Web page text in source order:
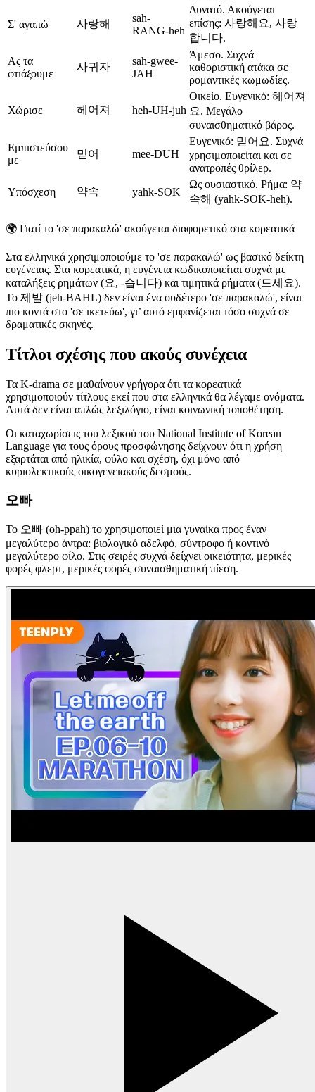
Σ' αγαπώ 사랑해
sah-
RANG-heh
Δυνατό. Ακούγεται
επίσης: 사랑해요, 사랑
합니다.
Ας τα
φτιάξουμε
사귀자
sah-gwee-
JAH
Άμεσο. Συχνά
καθοριστική ατάκα σε
ρομαντικές κωμωδίες.
Χώρισε 헤어져 heh-UH-juh
Οικείο. Ευγενικό: 헤어져
요. Μεγάλο
συναισθηματικό βάρος.
Εμπιστεύσου
με
믿어 mee-DUH
Ευγενικό: 믿어요. Συχνά
χρησιμοποιείται και σε
ανατροπές θρίλερ.
Υπόσχεση
약속 yahk-SOK
Ως ουσιαστικό. Ρήμα: 약
속해 (yahk-SOK-heh).
🌍 Γιατί το 'σε παρακαλώ' ακούγεται διαφορετικό στα κορεατικά
Στα ελληνικά χρησιμοποιούμε το 'σε παρακαλώ' ως βασικό δείκτη
ευγένειας. Στα κορεατικά, η ευγένεια κωδικοποιείται συχνά με
καταλήξεις ρημάτων (요, -습니다) και τιμητικά ρήματα (드세요).
Το 제발 (jeh-BAHL) δεν είναι ένα ουδέτερο 'σε παρακαλώ', είναι
πιο κοντά στο 'σε ικετεύω', γι’ αυτό εμφανίζεται τόσο συχνά σε
δραματικές σκηνές.
Τίτλοι σχέσης που ακούς συνέχεια
Τα K-drama σε μαθαίνουν γρήγορα ότι τα κορεατικά
χρησιμοποιούν τίτλους εκεί που στα ελληνικά θα λέγαμε ονόματα.
Αυτά δεν είναι απλώς λεξιλόγιο, είναι κοινωνική τοποθέτηση.
Οι καταχωρίσεις του λεξικού του National Institute of Korean
Language για τους όρους προσφώνησης δείχνουν ότι η χρήση
εξαρτάται από ηλικία, φύλο και σχέση, όχι μόνο από
κυριολεκτικούς οικογενειακούς δεσμούς.
오빠
Το 오빠 (oh-ppah) το χρησιμοποιεί μια γυναίκα προς έναν
μεγαλύτερο άντρα: βιολογικό αδελφό, σύντροφο ή κοντινό
μεγαλύτερο φίλο. Στις σειρές συχνά δείχνει οικειότητα, μερικές
φορές φλερτ, μερικές φορές συναισθηματική πίεση.